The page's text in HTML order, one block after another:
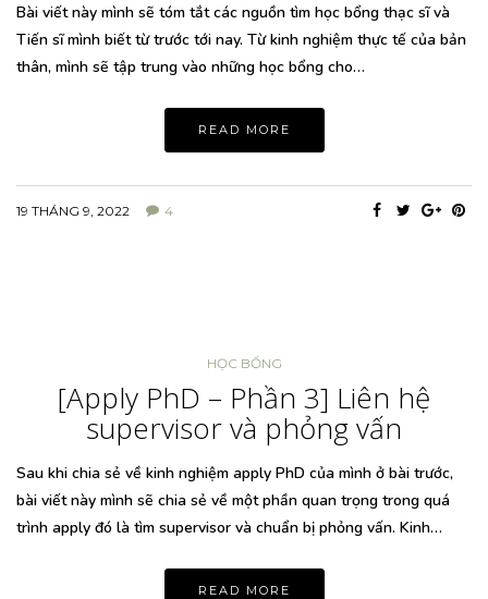
Bài viết này mình sẽ tóm tắt các nguồn tìm học bổng thạc sĩ và
Tiến sĩ mình biết từ trước tới nay. Từ kinh nghiệm thực tế của bản
thân, mình sẽ tập trung vào những học bổng cho…
READ MORE
19 THÁNG 9, 2022 4
HỌC BỔNG
[Apply PhD – Phần 3] Liên hệ
supervisor và phỏng vấn
Sau khi chia sẻ về kinh nghiệm apply PhD của mình ở bài trước,
bài viết này mình sẽ chia sẻ về một phần quan trọng trong quá
trình apply đó là tìm supervisor và chuẩn bị phỏng vấn. Kinh…
READ MORE